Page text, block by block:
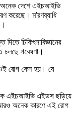
অনেক দেশে এইচআইভি
করেছে। ম’রণব্যাধি
চিকিৎসাবিজ্ঞানের
চলছে গবেষণা।
রোগ কেন হয়। যে
এইচআইভি এইডস ছড়িয়ে
অনেক কারণে এই রোগ